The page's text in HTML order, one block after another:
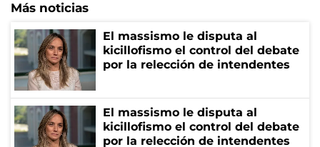
Más noticias
El massismo le disputa al
kicillofismo el control del debate
por la relección de intendentes
El massismo le disputa al
kicillofismo el control del debate
por la relección de intendentes